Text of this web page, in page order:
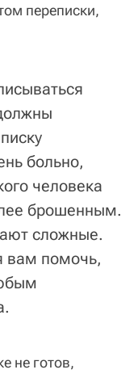
переписки,
больно,
человека
брошенным.
сложные.
вам помочь,
не готов,